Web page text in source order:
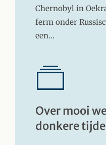
Chernobyl in
ferm onder
een…
Over mooi
donkere